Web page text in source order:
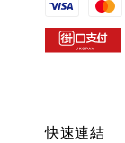
快速連結